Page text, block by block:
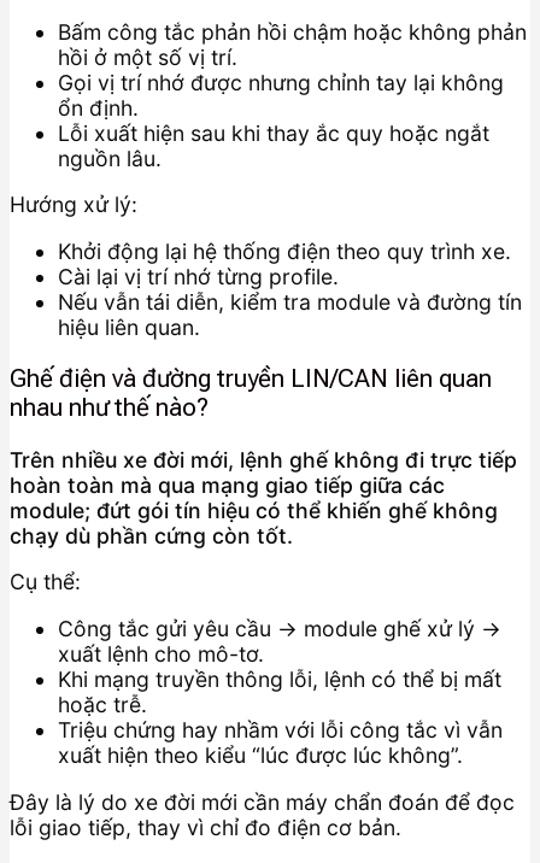
Bấm công tắc phản hồi chậm hoặc không phản
hồi ở một số vị trí.
Gọi vị trí nhớ được nhưng chỉnh tay lại không
ổn định.
Lỗi xuất hiện sau khi thay ắc quy hoặc ngắt
nguồn lâu.
Hướng xử lý:
Khởi động lại hệ thống điện theo quy trình xe.
Cài lại vị trí nhớ từng profile.
Nếu vẫn tái diễn, kiểm tra module và đường tín
hiệu liên quan.
Ghế điện và đường truyền LIN/CAN liên quan
nhau như thế nào?
Trên nhiều xe đời mới, lệnh ghế không đi trực tiếp
hoàn toàn mà qua mạng giao tiếp giữa các
module; đứt gói tín hiệu có thể khiến ghế không
chạy dù phần cứng còn tốt.
Cụ thể:
Công tắc gửi yêu cầu → module ghế xử lý →
xuất lệnh cho mô-tơ.
Khi mạng truyền thông lỗi, lệnh có thể bị mất
hoặc trễ.
Triệu chứng hay nhầm với lỗi công tắc vì vẫn
xuất hiện theo kiểu “lúc được lúc không”.
Đây là lý do xe đời mới cần máy chẩn đoán để đọc
lỗi giao tiếp, thay vì chỉ đo điện cơ bản.